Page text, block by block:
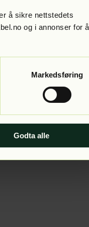
å sikre nettstedets
og i annonser for å
Markedsføring
Godta alle